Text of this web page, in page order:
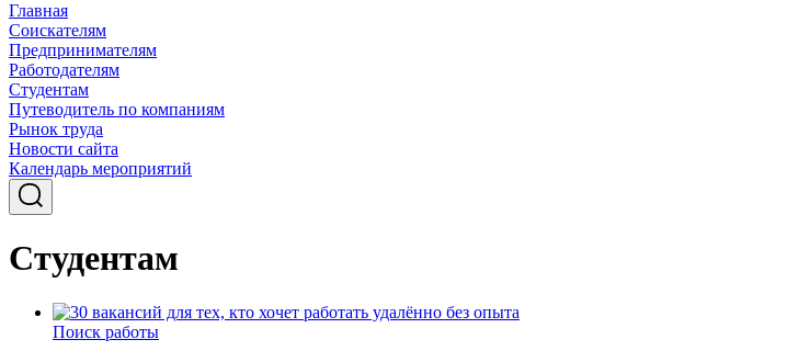
Главная
Соискателям
Предпринимателям
Работодателям
Студентам
Путеводитель по компаниям
Рынок труда
Новости сайта
Календарь мероприятий
Студентам
Поиск работы